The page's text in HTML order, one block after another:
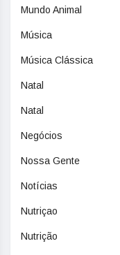
Mundo Animal
Música
Música Clássica
Natal
Natal
Negócios
Nossa Gente
Notícias
Nutriçao
Nutrição